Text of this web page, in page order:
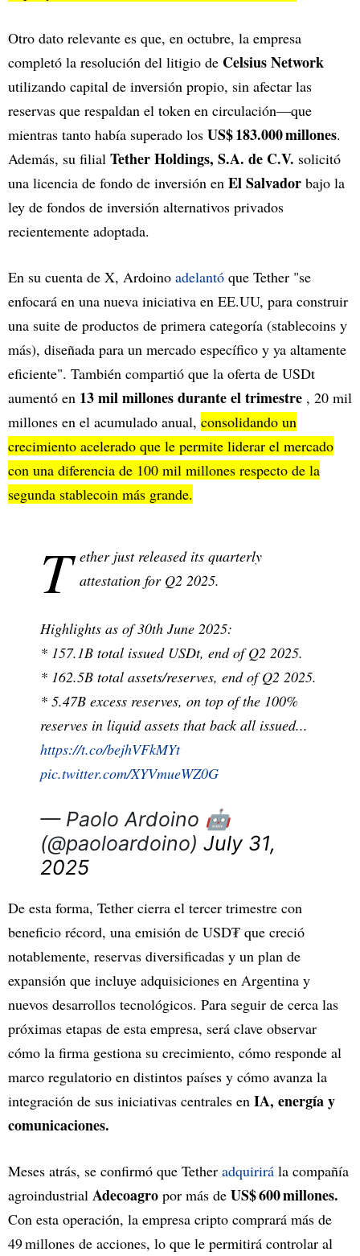
Otro dato relevante es que, en octubre, la empresa
completó la resolución del litigio de Celsius Network
utilizando capital de inversión propio, sin afectar las
reservas que respaldan el token en circulación—que
mientras tanto había superado los US$ 183.000 millones.
Además, su filial Tether Holdings, S.A. de C.V. solicitó
una licencia de fondo de inversión en El Salvador bajo la
ley de fondos de inversión alternativos privados
recientemente adoptada.
En su cuenta de X, Ardoino adelantó que Tether "se
enfocará en una nueva iniciativa en EE.UU, para construir
una suite de productos de primera categoría (stablecoins y
más), diseñada para un mercado específico y ya altamente
eficiente". También compartió que la oferta de USDt
aumentó en 13 mil millones durante el trimestre , 20 mil
millones en el acumulado anual, consolidando un
crecimiento acelerado que le permite liderar el mercado
con una diferencia de 100 mil millones respecto de la
segunda stablecoin más grande.
T ether just released its quarterly
attestation for Q2 2025.
Highlights as of 30th June 2025:
* 157.1B total issued USDt, end of Q2 2025.
* 162.5B total assets/reserves, end of Q2 2025.
* 5.47B excess reserves, on top of the 100%
reserves in liquid assets that back all issued...
https://t.co/bejhVFkMYt
pic.twitter.com/XYVmueWZ0G
— Paolo Ardoino 🤖
(@paoloardoino) July 31,
2025
De esta forma, Tether cierra el tercer trimestre con
beneficio récord, una emisión de USD₮ que creció
notablemente, reservas diversificadas y un plan de
expansión que incluye adquisiciones en Argentina y
nuevos desarrollos tecnológicos. Para seguir de cerca las
próximas etapas de esta empresa, será clave observar
cómo la firma gestiona su crecimiento, cómo responde al
marco regulatorio en distintos países y cómo avanza la
integración de sus iniciativas centrales en IA, energía y
comunicaciones.
Meses atrás, se confirmó que Tether adquirirá la compañía
agroindustrial Adecoagro por más de US$ 600 millones.
Con esta operación, la empresa cripto comprará más de
49 millones de acciones, lo que le permitirá controlar al